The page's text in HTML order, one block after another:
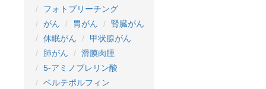
フォトブリーチング
がん
胃がん
腎臓がん
休眠がん
甲状腺がん
肺がん
滑膜肉腫
5-アミノブレリン酸
ベルテポルフィン